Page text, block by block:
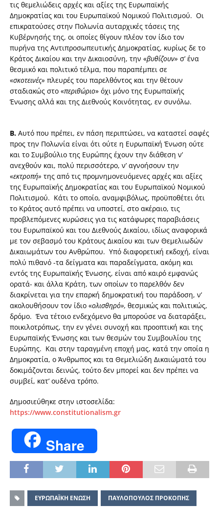
τις θεμελιώδεις αρχές και αξίες της Ευρωπαϊκής
Δημοκρατίας και του Ευρωπαϊκού Νομικού Πολιτισμού. Οι
επικρατούσες στην Πολωνία αυταρχικές τάσεις της
Κυβέρνησής της, οι οποίες θίγουν πλέον τον ίδιο τον
πυρήνα της Αντιπροσωπευτικής Δημοκρατίας, κυρίως δε το
Κράτος Δικαίου και την Δικαιοσύνη, την «βυθίζουν» σ’ ένα
θεσμικό και πολιτικό τέλμα, που παραπέμπει σε
«σκοτεινές» πλευρές του παρελθόντος και την θέτουν
σταδιακώς στο «περιθώριο» όχι μόνο της Ευρωπαϊκής
Ένωσης αλλά και της Διεθνούς Κοινότητας, εν συνόλω.
Β. Αυτό που πρέπει, εν πάση περιπτώσει, να καταστεί σαφές
προς την Πολωνία είναι ότι ούτε η Ευρωπαϊκή Ένωση ούτε
και το Συμβούλιο της Ευρώπης έχουν την διάθεση ν’
ανεχθούν και, πολύ περισσότερο, ν’ αγνοήσουν την
«εκτροπή» της από τις προμνημονευόμενες αρχές και αξίες
της Ευρωπαϊκής Δημοκρατίας και του Ευρωπαϊκού Νομικού
Πολιτισμού. Κάτι το οποίο, αναμφιβόλως, προϋποθέτει ότι
το Κράτος αυτό πρέπει να υποστεί, στο ακέραιο, τις
προβλεπόμενες κυρώσεις για τις κατάφωρες παραβιάσεις
του Ευρωπαϊκού και του Διεθνούς Δικαίου, ιδίως αναφορικά
με τον σεβασμό του Κράτους Δικαίου και των Θεμελιωδών
Δικαιωμάτων του Ανθρώπου. Υπό διαφορετική εκδοχή, είναι
πολύ πιθανό -τα δείγματα και παραδείγματα, ακόμη και
εντός της Ευρωπαϊκής Ένωσης, είναι από καιρό εμφανώς
ορατά- και άλλα Κράτη, των οποίων το παρελθόν δεν
διακρίνεται για την επαρκή δημοκρατική του παράδοση, ν’
ακολουθήσουν τον ίδιο «ολισθηρό», θεσμικώς και πολιτικώς,
δρόμο. Ένα τέτοιο ενδεχόμενο θα μπορούσε να διαταράξει,
ποικιλοτρόπως, την εν γένει συνοχή και προοπτική και της
Ευρωπαϊκής Ένωσης και των θεσμών του Συμβουλίου της
Ευρώπης. Και στην ταραγμένη εποχή μας, κατά την οποία η
Δημοκρατία, ο Άνθρωπος και τα Θεμελιώδη Δικαιώματά του
δοκιμάζονται δεινώς, τούτο δεν μπορεί και δεν πρέπει να
συμβεί, κατ’ ουδένα τρόπο.
Δημοσιεύθηκε στην ιστοσελίδα:
https://www.constitutionalism.gr
Share
ΕΥΡΩΠΑΪΚΗ ΕΝΩΣΗ ΠΑΥΛΟΠΟΥΛΟΣ ΠΡΟΚΟΠΗΣ